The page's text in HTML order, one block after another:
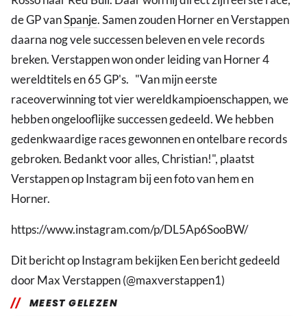
de GP vanSpanje. Samen zouden Horner en Verstappen
daarna nog vele successen beleven en vele records
breken. Verstappen won onder leiding van Horner 4
wereldtitels en 65 GP's. "Van mijn eerste
raceoverwinning tot vier wereldkampioenschappen, we
hebben ongelooflijke successen gedeeld. We hebben
gedenkwaardige races gewonnen en ontelbare records
gebroken. Bedankt voor alles, Christian!", plaatst
Verstappen op Instagram bij een foto van hem en
Horner.
https://www.instagram.com/p/DL5Ap6SooBW/
Dit bericht op Instagram bekijken Een bericht gedeeld
door Max Verstappen (@maxverstappen1)
MEEST GELEZEN